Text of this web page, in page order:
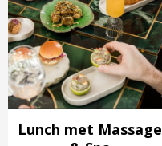
Lunch met Massage